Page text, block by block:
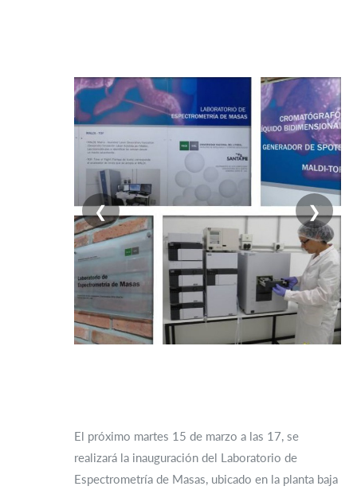
❮ ❯
El próximo martes 15 de marzo a las 17, se
realizará la inauguración del Laboratorio de
Espectrometría de Masas, ubicado en la planta baja